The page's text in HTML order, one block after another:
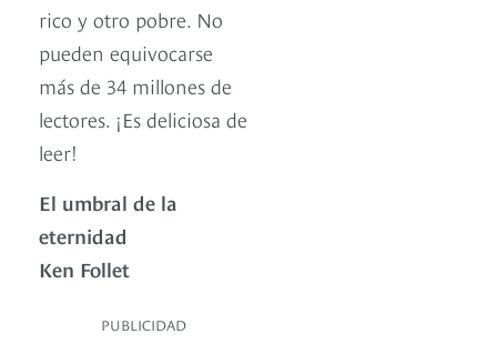
rico y otro pobre. No
pueden equivocarse
más de 34 millones de
lectores. ¡Es deliciosa de
leer!
El umbral de la
eternidad
Ken Follet
PUBLICIDAD